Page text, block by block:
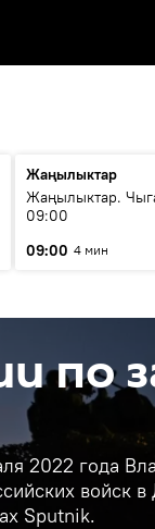
Жаңылыктар
Жаңылыктар.
09:00
09:00 4 мин
по
2022 года
войск в
Sputnik.